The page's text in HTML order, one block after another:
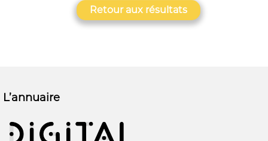
Retour aux résultats
L’annuaire